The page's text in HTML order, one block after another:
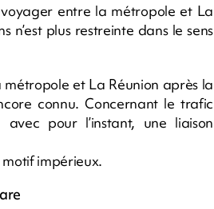
entre la métropole et La
n’est plus restreinte dans le sens
et La Réunion après la
connu. Concernant le trafic
pour l’instant, une liaison
motif impérieux.